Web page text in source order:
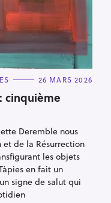
26 MARS 2026
cinquième
Deremble nous
de la Résurrection
les objets
en fait un
signe de salut qui